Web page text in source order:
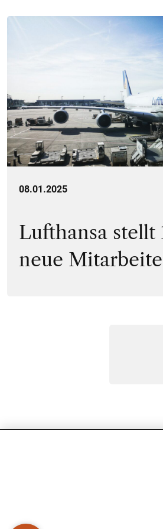
08.01.2025
Lufthansa stellt
neue